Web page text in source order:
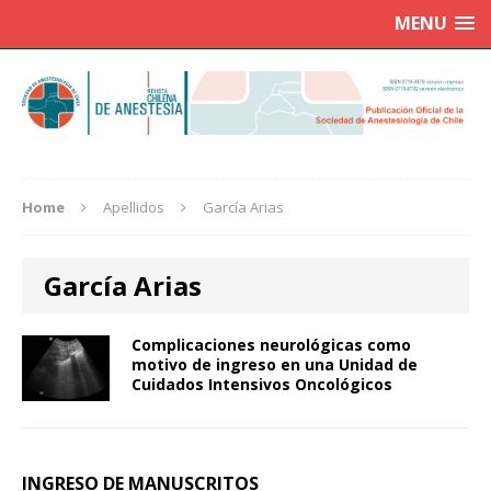
MENU
Home Apellidos García Arias
García Arias
Complicaciones neurológicas como
motivo de ingreso en una Unidad de
Cuidados Intensivos Oncológicos
INGRESO DE MANUSCRITOS